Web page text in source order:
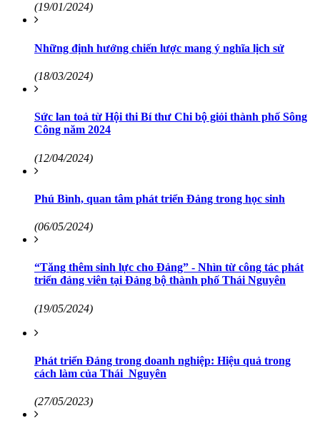
(19/01/2024)
Những định hướng chiến lược mang ý nghĩa lịch sử
(18/03/2024)
Sức lan toả từ Hội thi Bí thư Chi bộ giỏi thành phố Sông
Công năm 2024
(12/04/2024)
Phú Bình, quan tâm phát triển Đảng trong học sinh
(06/05/2024)
“Tăng thêm sinh lực cho Đảng” - Nhìn từ công tác phát
triển đảng viên tại Đảng bộ thành phố Thái Nguyên
(19/05/2024)
Phát triển Đảng trong doanh nghiệp: Hiệu quả trong
cách làm của Thái Nguyên
(27/05/2023)